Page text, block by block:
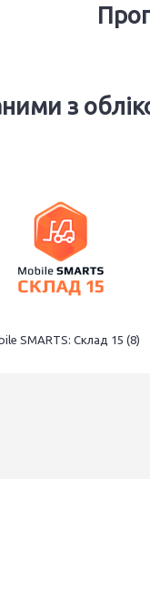
з
SMARTS: Склад 15 (8)